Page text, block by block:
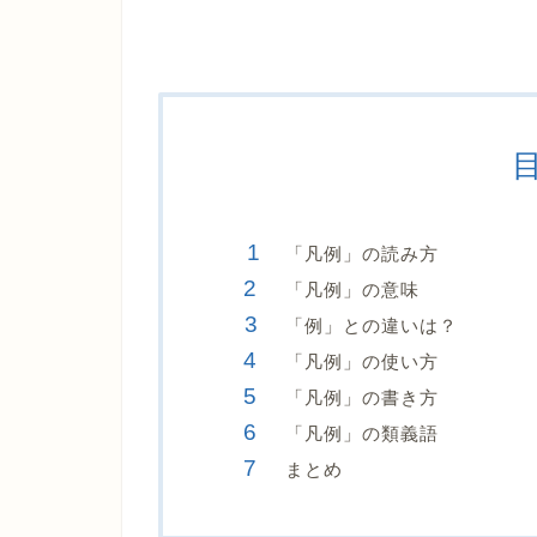
「凡例」の読み方
「凡例」の意味
「例」との違いは？
「凡例」の使い方
「凡例」の書き方
「凡例」の類義語
まとめ